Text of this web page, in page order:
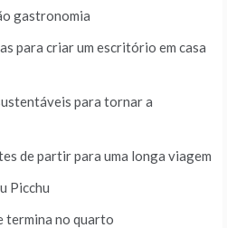
gastronomia
para criar um escritório em casa
para tornar a
de partir para uma longa viagem
Picchu
termina no quarto